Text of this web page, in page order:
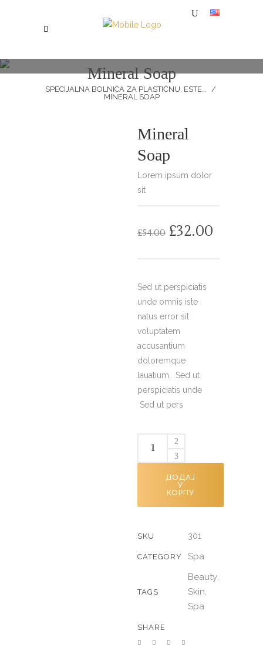
Mineral Soap
/
MINERAL SOAP
Mineral
Soap
Lorem ipsum dolor
sit
£54.00 £32.00
Sed ut perspiciatis
unde omnis iste
natus error sit
voluptatem
accusantium
doloremque
lauatium. Sed ut
perspiciatis unde
Sed ut pers
ДОДАЈ
У
КОРПУ
SKU 301
CATEGORY Spa
TAGS
Beauty
Skin
Spa
SHARE